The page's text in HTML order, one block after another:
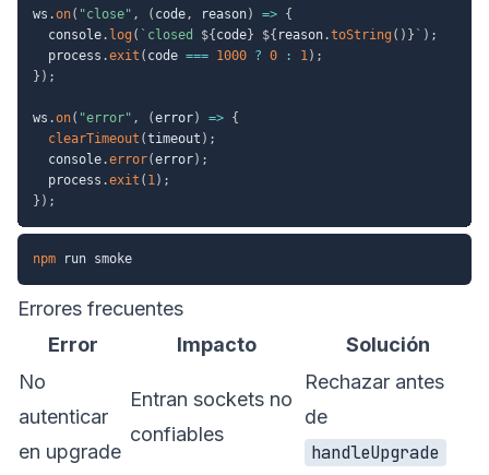
ws .on( "close" , ( code, reason) => {
  console
. log ( ` closed ${ code} ${ reason.toString ( ) } ` ) ;
  process
.exit ( code === 1000 ? 0 : 1) ;
} ) ;
ws .on( "error" , (error) => {
clearTimeout (timeout ) ;
  console
.error(error) ;
  process
.exit ( 1) ;
} ) ;
npm
Errores frecuentes
Error
Impacto
Solución
No
autenticar
en upgrade
Entran sockets no
confiables
Rechazar antes
de
handleUpgrade